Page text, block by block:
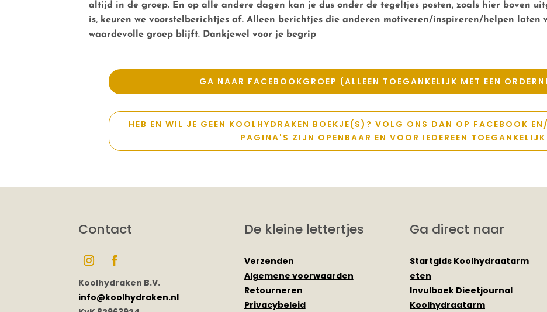
altijd in de groep. En op alle andere dagen kan je dus onder de tegeltjes posten, zoals hier boven
is, keuren we voorstelberichtjes af. Alleen berichtjes die anderen motiveren/inspireren/helpen laten
waardevolle groep blijft. Dankjewel voor je begrip
GA NAAR FACEBOOKGROEP (ALLEEN TOEGANKELIJK MET EEN
HEB EN WIL JE GEEN KOOLHYDRAKEN BOEKJE(S)? VOLG ONS DAN OP FACEBOOK
PAGINA'S ZIJN OPENBAAR EN VOOR IEDEREEN TOEGANKELIJK
Contact
Koolhydraken B.V.
info@koolhydraken.nl
De kleine lettertjes
Verzenden
Algemene voorwaarden
Retourneren
Privacybeleid
Ga direct naar
Startgids Koolhydraatarm
eten
Invulboek Dieetjournal
Koolhydraatarm